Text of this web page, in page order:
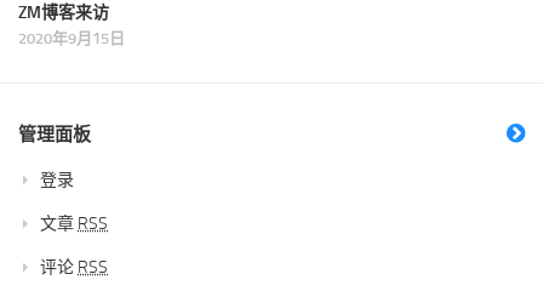
ZM博客来访
2020年9月15日
管理面板
登录
文章 RSS
评论 RSS